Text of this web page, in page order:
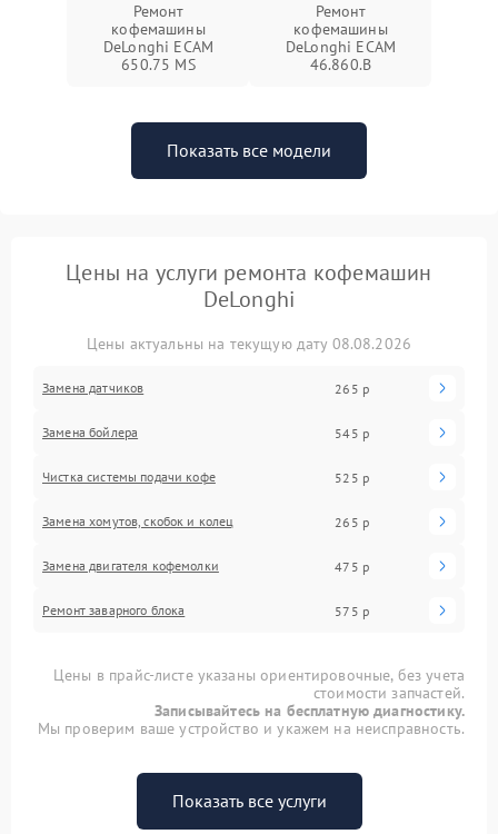
Ремонт
кофемашины
DeLonghi ECAM
650.75 MS
Ремонт
кофемашины
DeLonghi ECAM
46.860.B
Показать все модели
Цены на услуги ремонта кофемашин
DeLonghi
Цены актуальны на текущую дату 08.08.2026
Замена датчиков 265 р
Замена бойлера 545 р
Чистка системы подачи кофе 525 р
Замена хомутов, скобок и колец 265 р
Замена двигателя кофемолки 475 р
Ремонт заварного блока 575 р
Цены в прайс-листе указаны ориентировочные, без учета
стоимости запчастей.
Записывайтесь на бесплатную диагностику.
Мы проверим ваше устройство и укажем на неисправность.
Показать все услуги